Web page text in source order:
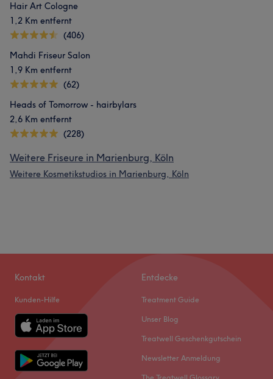
Hair Art Cologne
1,2 Km entfernt
(406)
Mahdi Friseur Salon
1,9 Km entfernt
(62)
Heads of Tomorrow - hairbylars
2,6 Km entfernt
(228)
Weitere Friseure in Marienburg, Köln
Weitere Kosmetikstudios in Marienburg, Köln
Kontakt
Kunden-Hilfe
Entdecke
Treatment Guide
Unser Blog
Treatwell Geschenkgutschein
Newsletter Anmeldung